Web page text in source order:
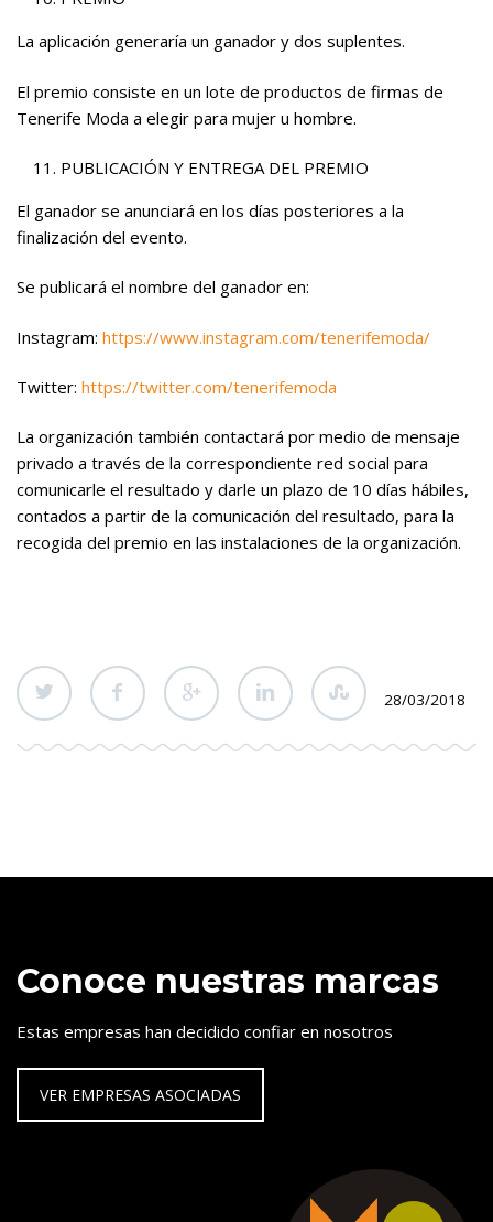
La aplicación generaría un ganador y dos suplentes.
El premio consiste en un lote de productos de firmas de
Tenerife Moda a elegir para mujer u hombre.
PUBLICACIÓN Y ENTREGA DEL PREMIO
El ganador se anunciará en los días posteriores a la
finalización del evento.
Se publicará el nombre del ganador en:
Instagram: https://www.instagram.com/tenerifemoda/
Twitter: https://twitter.com/tenerifemoda
La organización también contactará por medio de mensaje
privado a través de la correspondiente red social para
comunicarle el resultado y darle un plazo de 10 días hábiles,
contados a partir de la comunicación del resultado, para la
recogida del premio en las instalaciones de la organización.
28/03/2018
Conoce nuestras marcas
Estas empresas han decidido confiar en nosotros
VER EMPRESAS ASOCIADAS